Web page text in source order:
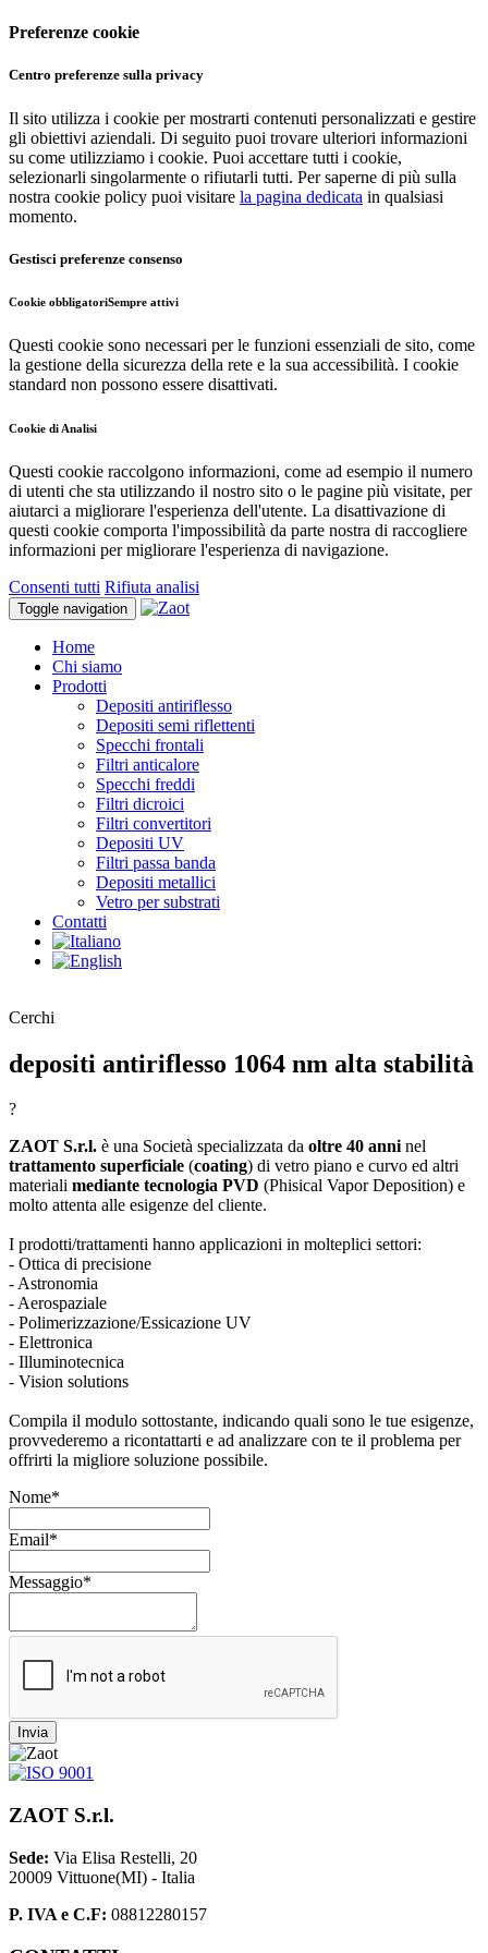
Preferenze cookie
Centro preferenze sulla privacy
Il sito utilizza i cookie per mostrarti contenuti personalizzati e gestire
gli obiettivi aziendali. Di seguito puoi trovare ulteriori informazioni
su come utilizziamo i cookie. Puoi accettare tutti i cookie,
selezionarli singolarmente o rifiutarli tutti. Per saperne di più sulla
nostra cookie policy puoi visitare la pagina dedicata in qualsiasi
momento.
Gestisci preferenze consenso
Cookie obbligatoriSempre attivi
Questi cookie sono necessari per le funzioni essenziali de sito, come
la gestione della sicurezza della rete e la sua accessibilità. I cookie
standard non possono essere disattivati.
Cookie di Analisi
Questi cookie raccolgono informazioni, come ad esempio il numero
di utenti che sta utilizzando il nostro sito o le pagine più visitate, per
aiutarci a migliorare l'esperienza dell'utente. La disattivazione di
questi cookie comporta l'impossibilità da parte nostra di raccogliere
informazioni per migliorare l'esperienza di navigazione.
Consenti tutti Rifiuta analisi
Toggle navigation
Home
Chi siamo
Prodotti
Depositi antiriflesso
Depositi semi riflettenti
Specchi frontali
Filtri anticalore
Specchi freddi
Filtri dicroici
Filtri convertitori
Depositi UV
Filtri passa banda
Depositi metallici
Vetro per substrati
Contatti
Cerchi
depositi antiriflesso 1064 nm alta stabilità
?
ZAOT S.r.l. è una Società specializzata da oltre 40 anninel
trattamento superficiale (coating) di vetro piano e curvo ed altri
materiali mediante tecnologia PVD (Phisical Vapor Deposition) e
molto attenta alle esigenze del cliente.
I prodotti/trattamenti hanno applicazioni in molteplici settori:
- Ottica di precisione
- Astronomia
- Aerospaziale
- Polimerizzazione/Essicazione UV
- Elettronica
- Illuminotecnica
- Vision solutions
Compila il modulo sottostante, indicando quali sono le tue esigenze,
provvederemo a ricontattarti e ad analizzare con te il problema per
offrirti la migliore soluzione possibile.
Nome*
Email*
Messaggio*
Invia
ZAOT S.r.l.
Sede: Via Elisa Restelli, 20
20009 Vittuone(MI) - Italia
P. IVA e C.F: 08812280157